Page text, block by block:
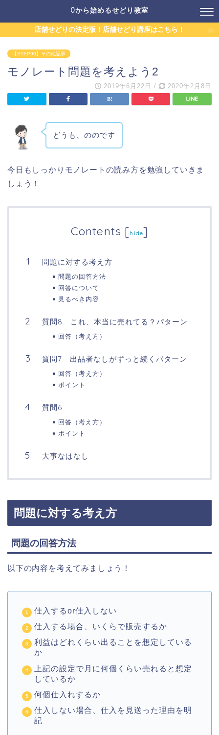
0から始めるせどり教室
店舗せどりの決定版！店舗せどり講座はこちら！
【STEP99】その他記事
モノレート問題を考えよう2
2019年6月22日 / 2020年2月8日
どうも、ののです
今日もしっかりモノレートの読み方を勉強していきま
しょう！
Contents [hide]
問題に対する考え方
問題の回答方法
回答について
見るべき内容
質問8 これ、本当に売れてる？パターン
回答（考え方）
質問7 出品者なしがずっと続くパターン
回答（考え方）
ポイント
質問6
回答（考え方）
ポイント
大事なはなし
問題に対する考え方
問題の回答方法
以下の内容を考えてみましょう！
仕入するor仕入しない
仕入する場合、いくらで販売するか
利益はどれくらい出ることを想定している
か
上記の設定で月に何個くらい売れると想定
しているか
何個仕入れするか
仕入しない場合、仕入を見送った理由を明
記